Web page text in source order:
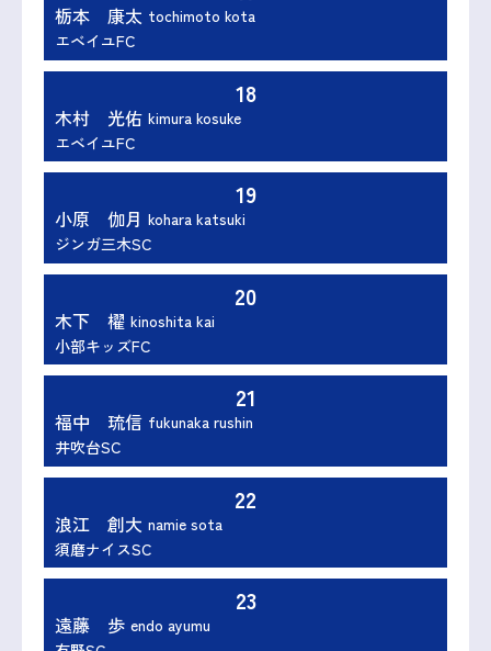
栃本 康太 tochimoto kota
エベイユFC
18
木村 光佑 kimura kosuke
エベイユFC
19
小原 伽月 kohara katsuki
ジンガ三木SC
20
木下 櫂 kinoshita kai
小部キッズFC
21
福中 琉信 fukunaka rushin
井吹台SC
22
浪江 創大 namie sota
須磨ナイスSC
23
遠藤 歩 endo ayumu